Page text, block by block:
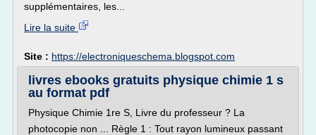
supplémentaires, les...
Lire la suite
Site : https://electroniqueschema.blogspot.com
livres ebooks gratuits physique chimie 1 s
au format pdf
Physique Chimie 1re S, Livre du professeur ? La
photocopie non ... Règle 1 : Tout rayon lumineux passant